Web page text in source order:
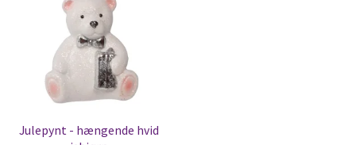
Julepynt - hængende hvid